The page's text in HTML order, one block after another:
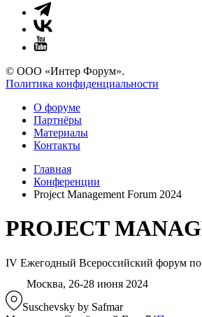
© ООО «Интер Форум».
Политика конфиденциальности
О форуме
Партнёры
Материалы
Контакты
Главная
Конференции
Project Management Forum 2024
PROJECT
IV Ежегодный Всероссийский форум
Москва, 26-28 июня 2024
Suschevsky by Safmar